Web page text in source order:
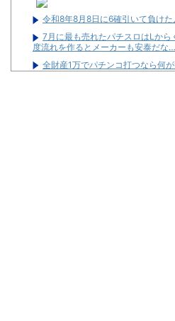
令和8年8月8日に6確引いて負け
7月に最も売れたパチスロはLか
度流れを作るとメーカーも安泰だな…
全財産1万でパチンコ打つなら何